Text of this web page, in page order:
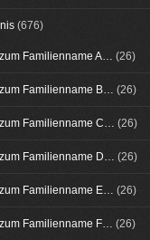
(676)
Familienname A… (26)
Familienname B… (26)
Familienname C… (26)
Familienname D… (26)
Familienname E… (26)
Familienname F… (26)